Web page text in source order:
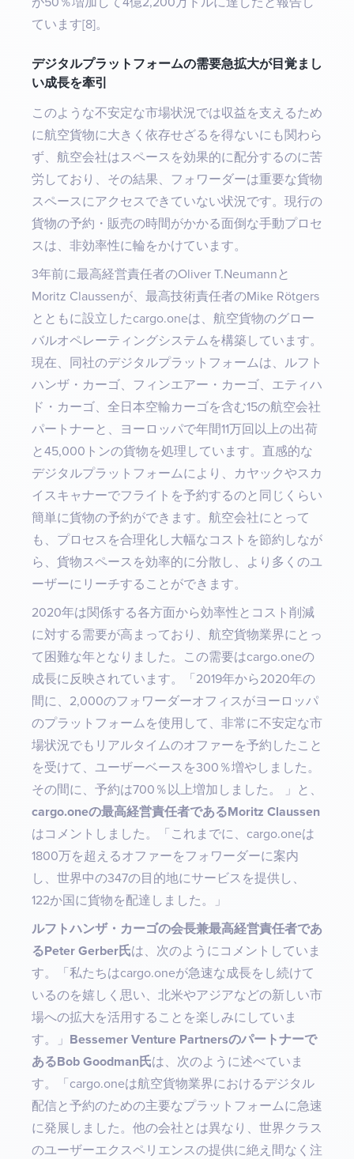
ています[8]。
デジタルプラットフォームの需要急拡大が目覚まし
い成長を牽引
このような不安定な市場状況では収益を支えるため
に航空貨物に大きく依存せざるを得ないにも関わら
ず、航空会社はスペースを効果的に配分するのに苦
労しており、その結果、フォワーダーは重要な貨物
スペースにアクセスできていない状況です。現行の
貨物の予約・販売の時間がかかる面倒な手動プロセ
スは、非効率性に輪をかけています。
3年前に最高経営責任者のOliver T.Neumannと
Moritz Claussenが、最高技術責任者のMike Rötgers
とともに設立したcargo.oneは、航空貨物のグロー
バルオペレーティングシステムを構築しています。
現在、同社のデジタルプラットフォームは、ルフト
ハンザ・カーゴ、フィンエアー・カーゴ、エティハ
ド・カーゴ、全日本空輸カーゴを含む15の航空会社
パートナーと、ヨーロッパで年間11万回以上の出荷
と45,000トンの貨物を処理しています。直感的な
デジタルプラットフォームにより、カヤックやスカ
イスキャナーでフライトを予約するのと同じくらい
簡単に貨物の予約ができます。航空会社にとって
も、プロセスを合理化し大幅なコストを節約しなが
ら、貨物スペースを効率的に分散し、より多くのユ
ーザーにリーチすることができます。 ‍
2020年は関係する各方面から効率性とコスト削減
に対する需要が高まっており、航空貨物業界にとっ
て困難な年となりました。この需要はcargo.oneの
成長に反映されています。「2019年から2020年の
間に、2,000のフォワーダーオフィスがヨーロッパ
のプラットフォームを使用して、非常に不安定な市
場状況でもリアルタイムのオファーを予約したこと
を受けて、ユーザーベースを300％増やしました。
その間に、予約は700％以上増加しました。 」と、
cargo.oneの最高経営責任者であるMoritz Claussen
はコメントしました。「これまでに、cargo.oneは
1800万を超えるオファーをフォワーダーに案内
し、世界中の347の目的地にサービスを提供し、
122か国に貨物を配達しました。」
ルフトハンザ・カーゴの会長兼最高経営責任者であ
るPeter Gerber氏は、次のようにコメントしていま
す。「私たちはcargo.oneが急速な成長をし続けて
いるのを嬉しく思い、北米やアジアなどの新しい市
場への拡大を活用することを楽しみにしていま
す。」 Bessemer Venture Partnersのパートナーで
あるBob Goodman氏は、次のように述べていま
す。「cargo.oneは航空貨物業界におけるデジタル
配信と予約のための主要なプラットフォームに急速
に発展しました。他の会社とは異なり、世界クラス
のユーザーエクスペリエンスの提供に絶え間なく注